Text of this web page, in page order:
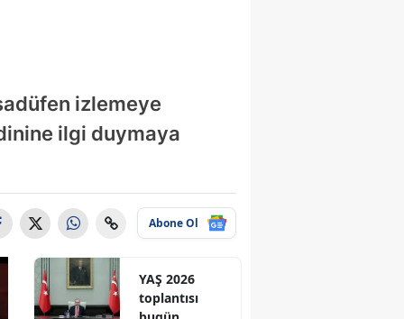
izlemeye
ilgi duymaya
Abone Ol
YAŞ 2026
toplantısı